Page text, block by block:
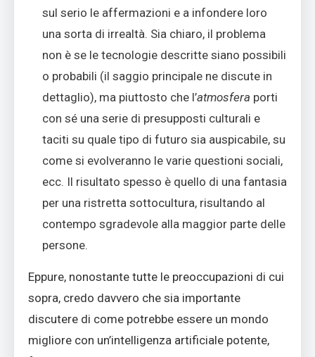
sul serio le affermazioni e a infondere loro
una sorta di irrealtà. Sia chiaro, il problema
non è se le tecnologie descritte siano possibili
o probabili (il saggio principale ne discute in
dettaglio), ma piuttosto che l’atmosfera porti
con sé una serie di presupposti culturali e
taciti su quale tipo di futuro sia auspicabile, su
come si evolveranno le varie questioni sociali,
ecc. Il risultato spesso è quello di una fantasia
per una ristretta sottocultura, risultando al
contempo sgradevole alla maggior parte delle
persone.
Eppure, nonostante tutte le preoccupazioni di cui
sopra, credo davvero che sia importante
discutere di come potrebbe essere un mondo
migliore con un’intelligenza artificiale potente,